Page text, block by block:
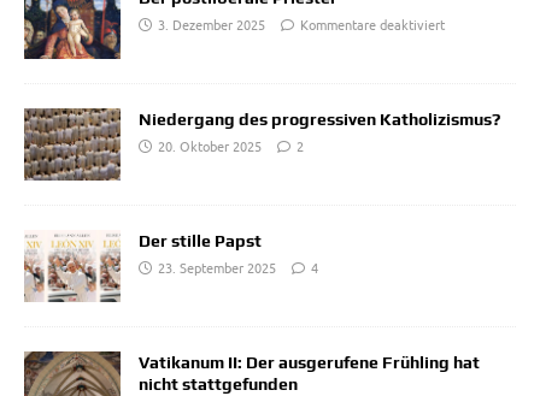
3. Dezember 2025
Kommentare deaktiviert
Niedergang des progressiven Katholizismus?
20. Oktober 2025
2
Der stille Papst
23. September 2025
4
Vatikanum II: Der ausgerufene Frühling hat
nicht stattgefunden